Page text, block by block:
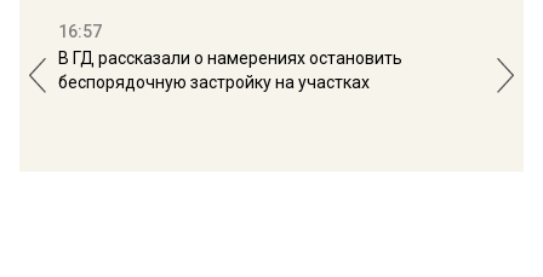
16:57
В ГД рассказали о намерениях остановить
беспорядочную застройку на участках